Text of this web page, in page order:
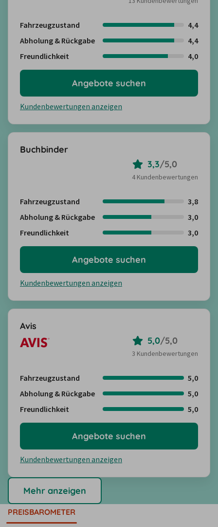
Fahrzeugzustand
4,4
Abholung & Rückgabe
4,4
Freundlichkeit
4,0
Kundenbewertungen anzeigen
Angebote suchen
Buchbinder
3,3/5,0
4 Kundenbewertungen
Fahrzeugzustand
3,8
Abholung & Rückgabe
3,0
Freundlichkeit
3,0
Kundenbewertungen anzeigen
Angebote suchen
Avis
5,0/5,0
3 Kundenbewertungen
Fahrzeugzustand
5,0
Abholung & Rückgabe
5,0
Freundlichkeit
5,0
Kundenbewertungen anzeigen
Angebote suchen
Mehr anzeigen
PREISBAROMETER